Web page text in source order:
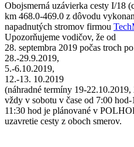
Obojsmerná uzávierka cesty I/18
km 468.0-469.0 z dôvodu
napadnutých stromov firmou
Upozorňujeme vodičov, že od
28. septembra 2019 počas troch
28.-29.9.2019,
5.-6.10.2019,
12.-13. 10.2019
(náhradné termíny 19-
vždy v sobotu v čase od 7:00
11:30 hod je plánované v
uzavretie cesty z oboch smerov.